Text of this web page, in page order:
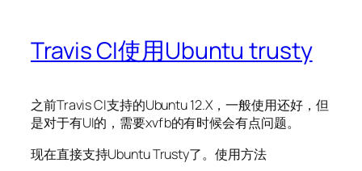
Travis CI使用Ubuntu trusty
之前Travis CI支持的Ubuntu 12.X，一般使用还好，但
是对于有UI的，需要xvfb的有时候会有点问题。
现在直接支持Ubuntu Trusty了。使用方法